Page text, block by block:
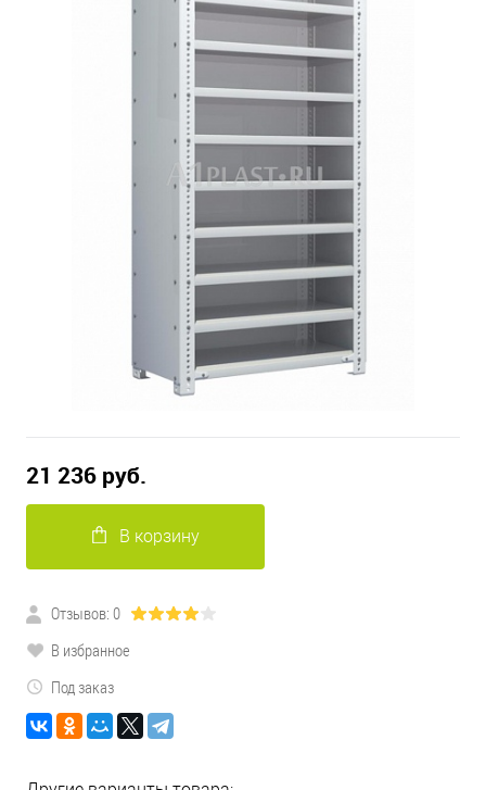
21 236 руб.
В корзину
Отзывов: 0
В избранное
Под заказ